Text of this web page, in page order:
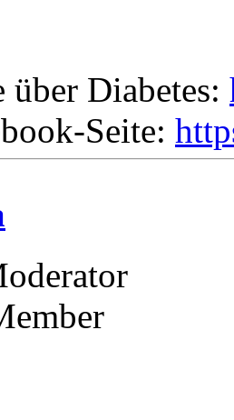
über Diabetes:
Seite: